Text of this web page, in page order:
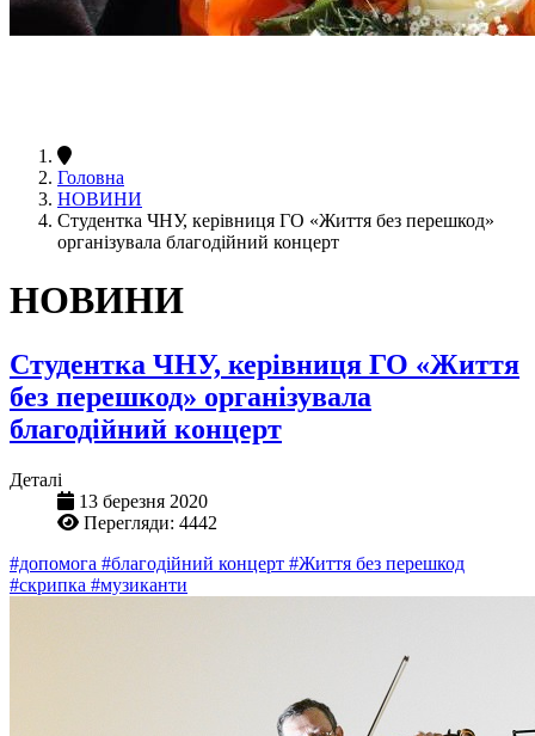
Головна
НОВИНИ
Студентка ЧНУ, керівниця ГО «Життя без перешкод»
організувала благодійний концерт
НОВИНИ
Студентка ЧНУ, керівниця ГО «Життя
без перешкод» організувала
благодійний концерт
Деталі
13 березня 2020
Перегляди: 4442
#допомога #благодійний концерт #Життя без перешкод
#скрипка #музиканти